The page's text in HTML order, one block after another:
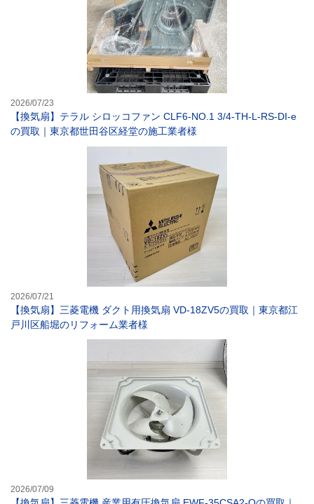
2026/07/23
【換気扇】テラル シロッコファン CLF6-NO.1 3/4-TH-L-RS-DI-e
の買取｜東京都世田谷区経堂の施工業者様
2026/07/21
【換気扇】三菱電機 ダクト用換気扇 VD-18ZV5の買取｜東京都江
戸川区船堀のリフォーム業者様
2026/07/09